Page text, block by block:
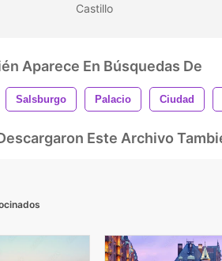
Castillo
Aparece En Búsquedas De
Salsburgo Palacio Ciudad
Este Archivo